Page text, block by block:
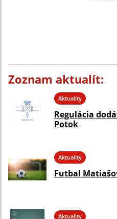
Zoznam aktualít:
Aktuality
Regulácia
Potok
Aktuality
Futbal
Aktuality